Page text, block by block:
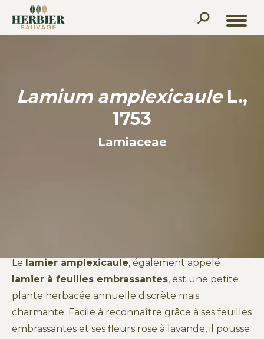
Recherche
:
Lamium amplexicauleL.,
1753
Lamiaceae
Le lamier amplexicaule, également appelé
lamier à feuilles embrassantes, est une petite
plante herbacée annuelle discrète mais
charmante. Facile à reconnaître grâce à ses feuilles
embrassantes et ses fleurs rose à lavande, il pousse